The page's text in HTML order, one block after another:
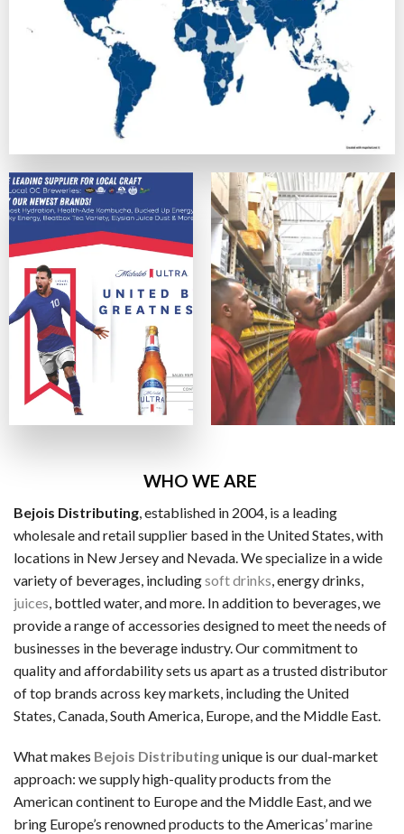
WHO WE ARE
Bejois Distributing , established in 2004, is a leading
wholesale and retail supplier based in the United States, with
locations in New Jersey and Nevada. We specialize in a wide
variety of beverages, includingsoft drinks , energy drinks,
juices , bottled water, and more. In addition to beverages, we
provide a range of accessories designed to meet the needs of
businesses in the beverage industry. Our commitment to
quality and affordability sets us apart as a trusted distributor
of top brands across key markets, including the United
States, Canada, South America, Europe, and the Middle East.
What makes Bejois Distributingunique is our dual-market
approach: we supply high-quality products from the
American continent to Europe and the Middle East, and we
bring Europe’s renowned products to the Americas’marine
正式なライセンスを持ち、SSL暗号化でデータを守っている
カスタマーサポート
優秀なカジノは、迅速で親切なサポート体制を提供してい
便利さ・モバイル対応
スマホ、タブレットデバイス、PCのどれからでも問題なく
ゲームの質
ネットエント、Microgaming、プレイテック、Evolution
オンラインカジノサイトの入出金手段
カジノプロファイルを作成したら、次のステップは入金手
クレジットは最も手軽なデポジット手段の一つの方法です
主な入出金方法：
ビザカード / MasterCard / JCB
ビットコイン・Ethereum（仮想通貨）
一般的な電子決済手段：
EcoPayz
Neteller
アイウォレット
スクリル
マッチベター
カジノ特典の種類
ラッキーTAROが紹介するカジノには、いろいろなボーナス
ノーデポジットボーナス
新規登録するだけで、入金不要でもらえるボーナスです。